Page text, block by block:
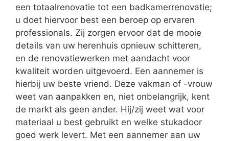
een totaalrenovatie tot een badkamerrenovatie;
u doet hiervoor best een beroep op ervaren
professionals. Zij zorgen ervoor dat de mooie
details van uw herenhuis opnieuw schitteren,
en de renovatiewerken met aandacht voor
kwaliteit worden uitgevoerd. Een aannemer is
hierbij uw beste vriend. Deze vakman of -vrouw
weet van aanpakken en, niet onbelangrijk, kent
de markt als geen ander. Hij/zij weet wat voor
materiaal u best gebruikt en welke stukadoor
goed werk levert. Met een aannemer aan uw